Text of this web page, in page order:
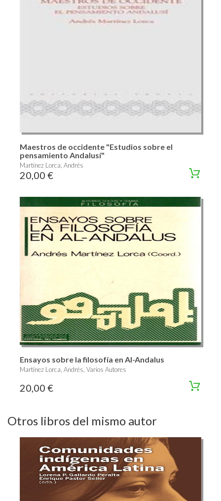
Maestros de occidente "Estudios sobre el
pensamiento Andalusí"
Martínez Lorca, Andrés
20,00 €
Ensayos sobre la filosofía en Al-Andalus
Martínez Lorca, Andrés, Varios Autores
20,00 €
Otros libros del mismo autor